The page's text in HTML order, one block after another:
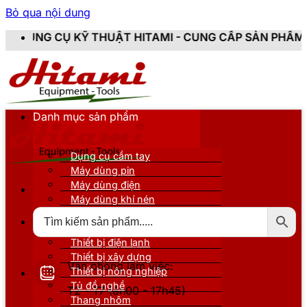
Bỏ qua nội dung
THUẬT HITAMI - CUNG CẤP SẢN PHẨM CHÍNH
Văn phòng làm việc:
T2 - T7 (8h00 - 17h45)
Danh mục sản phẩm
Dụng cụ cầm tay
Máy dùng pin
Máy dùng điện
Máy dùng khí nén
Thiết bị nâng đỡ
Thiết bị điện lạnh
Thiết bị xây dựng
Thiết bị nông nghiệp
Tủ đồ nghề
Thang nhôm